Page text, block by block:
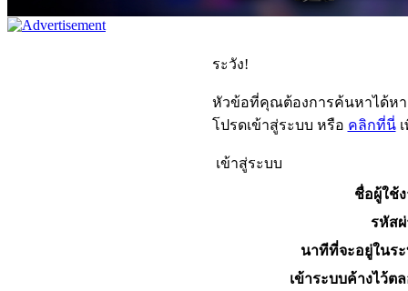
ระวัง!
หัวข้อที่คุณต้องการค้นหาได้ห
โปรดเข้าสู่ระบบ หรือ คลิกที่นี่เ
เข้าสู่ระบบ
ชื่อผู้ใช้
รหัส
นาทีที่จะอยู่ในร
เข้าระบบค้างไว้ต